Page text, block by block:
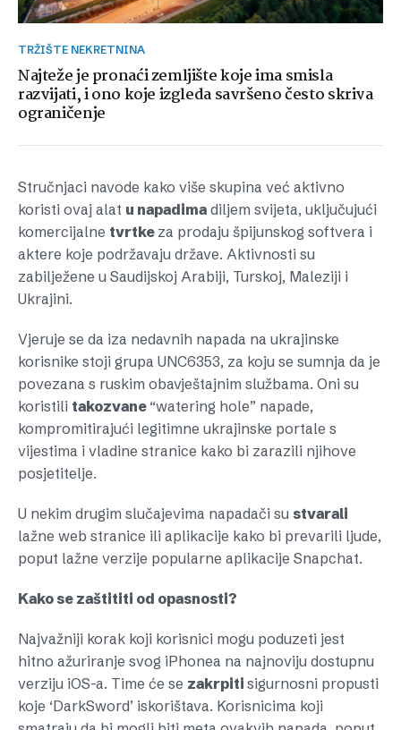
TRŽIŠTE NEKRETNINA
Najteže je pronaći zemljište koje ima smisla
razvijati, i ono koje izgleda savršeno često skriva
ograničenje
Stručnjaci navode kako više skupina već aktivno
koristi ovaj alat u napadima diljem svijeta, uključujući
komercijalne tvrtke za prodaju špijunskog softvera i
aktere koje podržavaju države. Aktivnosti su
zabilježene u Saudijskoj Arabiji, Turskoj, Maleziji i
Ukrajini.
Vjeruje se da iza nedavnih napada na ukrajinske
korisnike stoji grupa UNC6353, za koju se sumnja da je
povezana s ruskim obavještajnim službama. Oni su
koristili takozvane “watering hole” napade,
kompromitirajući legitimne ukrajinske portale s
vijestima i vladine stranice kako bi zarazili njihove
posjetitelje.
U nekim drugim slučajevima napadači su stvarali
lažne web stranice ili aplikacije kako bi prevarili ljude,
poput lažne verzije popularne aplikacije Snapchat.
Kako se zaštititi od opasnosti?
Najvažniji korak koji korisnici mogu poduzeti jest
hitno ažuriranje svog iPhonea na najnoviju dostupnu
verziju iOS-a. Time će se zakrpiti sigurnosni propusti
koje ‘DarkSword’ iskorištava. Korisnicima koji